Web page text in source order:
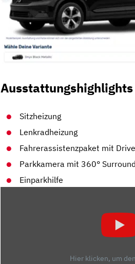
Ausstattungshighlights
Sitzheizung
Lenkradheizung
Fahrerassistenzpaket mit
Parkkamera mit 360°
Einparkhilfe
Hier klicken, um